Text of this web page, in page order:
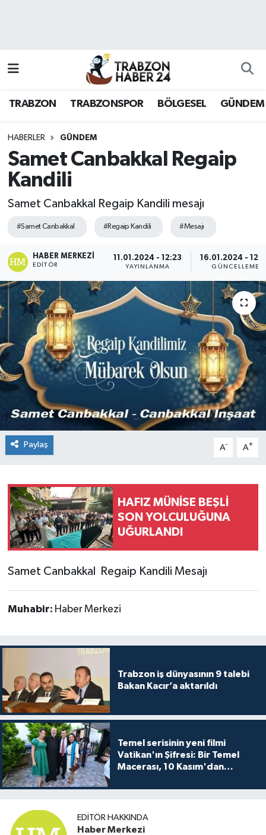
TRABZON TRABZONSPOR BÖLGESEL GÜNDEM
HABERLER GÜNDEM
Samet Canbakkal Regaip
Kandili
Samet Canbakkal Regaip Kandili mesajı
#Samet Canbakkal #Regaip Kandili #Mesajı
HABER MERKEZI
EDITÖR
11.01.2024 - 12:23
YAYINLANMA
16.01.2024 -
GÜNCELLEME
Paylaş A- A+
HAFIZ MÜNİSE BEŞLİ
SON YOLCULUĞUNA
UĞURLANDI
Samet Canbakkal Regaip Kandili Mesajı
Muhabir: Haber Merkezi
Trabzon iş dünyasının 9 talebi
Bakan Kacır’a aktarıldı
Temel serisinin yeni filmi
Vatikan'ın Şifresi: Bir Temel
Macerası, 10 Kasım'dan
buluşuyo
EDITÖR HAKKINDA
Haber Merkezi
Hava Durumu
Namaz Vakitleri
Trafik Durumu
Süper Lig Puan Durumu ve Fikstür
Son Dakika Haberleri
Haber Arşivi